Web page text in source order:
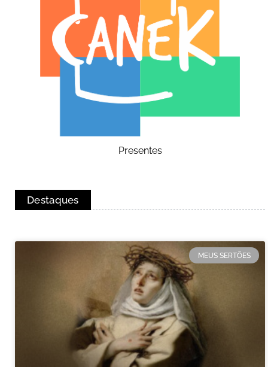
Presentes
Destaques
MEUS SERTÕES